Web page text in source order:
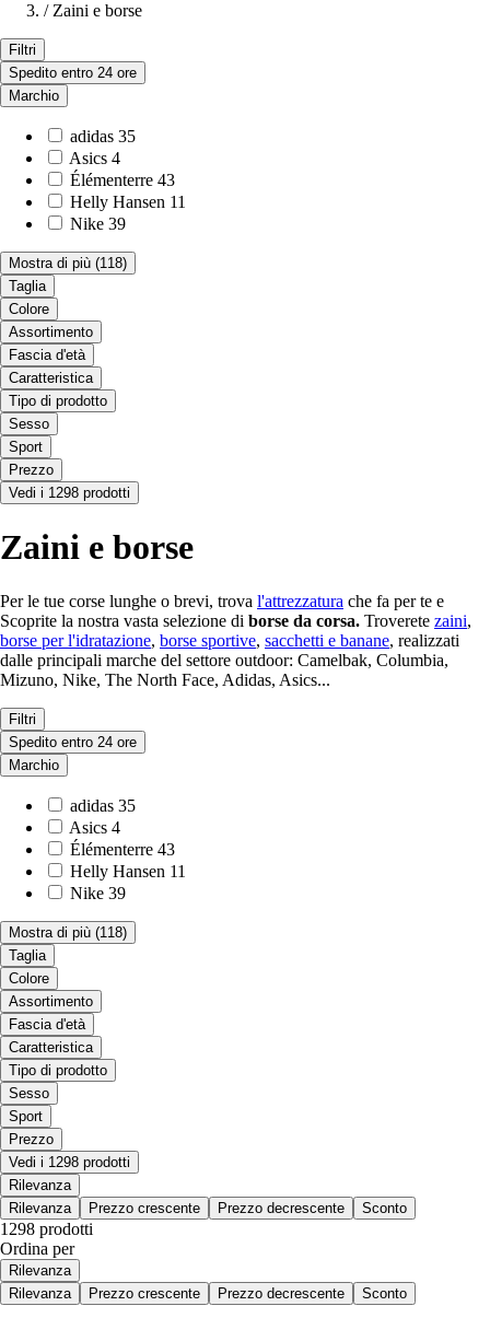
/ Zaini e borse
Filtri
Spedito entro 24 ore
Marchio
adidas 35
Asics 4
Élémenterre 43
Helly Hansen 11
Nike 39
Mostra di più (118)
Taglia
Colore
Assortimento
Fascia d'età
Caratteristica
Tipo di prodotto
Sesso
Sport
Prezzo
Vedi i 1298 prodotti
Zaini e borse
Per le tue corse lunghe o brevi, trova l'attrezzatura che fa per te e
Scoprite la nostra vasta selezione di borse da corsa. Troverete zaini,
borse per l'idratazione, borse sportive, sacchetti e banane, realizzati
dalle principali marche del settore outdoor: Camelbak, Columbia,
Mizuno, Nike, The North Face, Adidas, Asics...
Filtri
Spedito entro 24 ore
Marchio
adidas 35
Asics 4
Élémenterre 43
Helly Hansen 11
Nike 39
Mostra di più (118)
Taglia
Colore
Assortimento
Fascia d'età
Caratteristica
Tipo di prodotto
Sesso
Sport
Prezzo
Vedi i 1298 prodotti
Rilevanza
Rilevanza
Prezzo crescente Prezzo decrescente Sconto
1298 prodotti
Ordina per
Rilevanza
Rilevanza
Prezzo crescente Prezzo decrescente Sconto